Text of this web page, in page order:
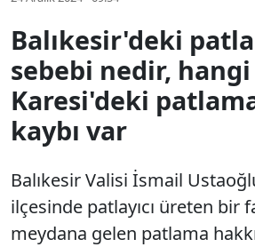
Balıkesir'deki
sebebi nedir,
Karesi'deki
kaybı var
Balıkesir Valisi İsmail
ilçesinde patlayıcı üreten bir
meydana gelen patlama